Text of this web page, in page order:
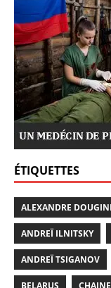
ÉTIQUETTES
ALEXANDRE
ANDREÏ ILNITSKY
ANDREÏ TSIGANOV
BELARUS